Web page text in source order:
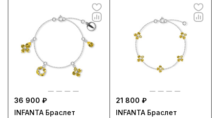
36 900 ₽
INFANTA Браслет
21 800 ₽
INFANTA Браслет